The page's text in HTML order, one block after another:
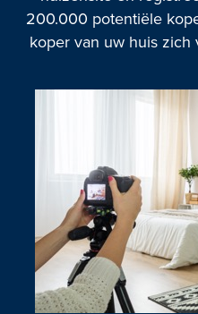
200.000 potentiële
koper van uw huis zich